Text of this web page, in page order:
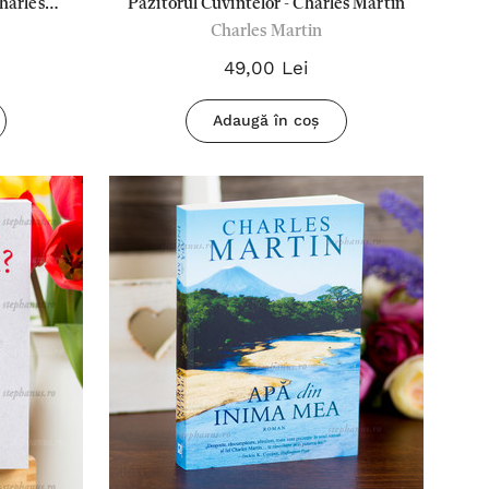
Pazitorul Cuvintelor - Charles Martin
Charles Martin
49,00 Lei
Adaugă în coș